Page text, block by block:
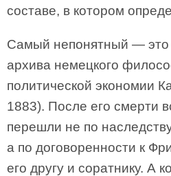
составе, в котором
Самый непонятный — это
архива немецкого
политической экономии
1883). После его смерти
перешли не по
а по договоренности к
его другу и соратнику. А